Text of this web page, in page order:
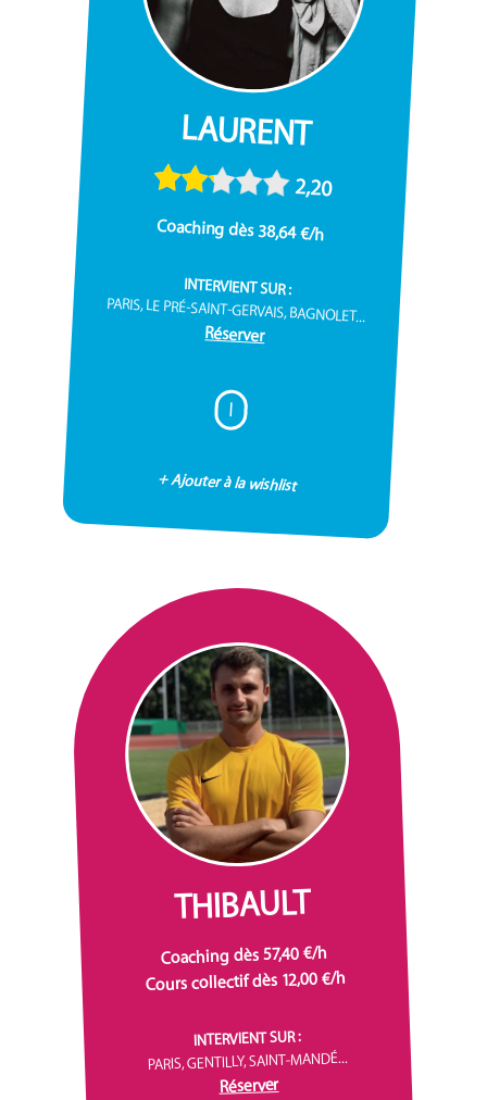
LAURENT
2,20
Coaching dès 38,64 €/h
INTERVIENT SUR :
PARIS, LE PRÉ-SAINT-GERVAIS, BAGNOLET...
Réserver
I
+ Ajouter à la wishlist
THIBAULT
Coaching dès 57,40 €/h
Cours collectif dès 12,00 €/h
INTERVIENT SUR :
PARIS, GENTILLY, SAINT-MANDÉ...
Réserver